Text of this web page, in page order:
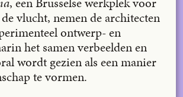
vlucht, nemen de architecten
ontwerp- en
het samen verbeelden en
wordt gezien als een manier
te vormen.